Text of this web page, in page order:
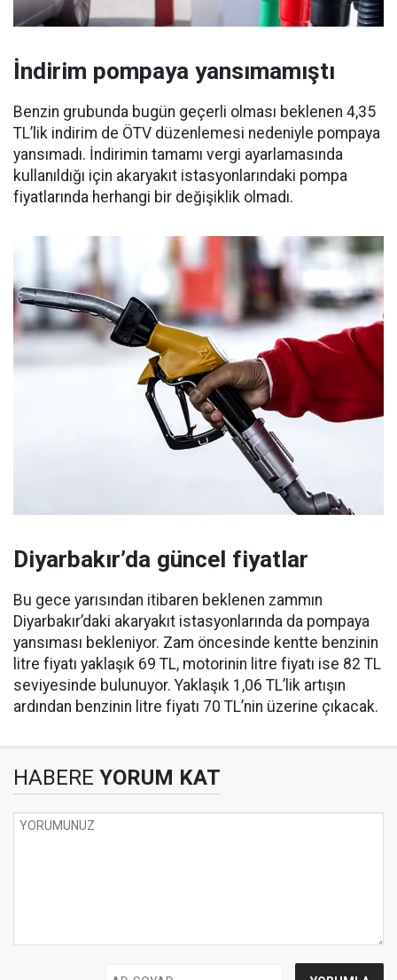
İndirim pompaya yansımamıştı
Benzin grubunda bugün geçerli olması beklenen 4,35
TL’lik indirim de ÖTV düzenlemesi nedeniyle pompaya
yansımadı. İndirimin tamamı vergi ayarlamasında
kullanıldığı için akaryakıt istasyonlarındaki pompa
fiyatlarında herhangi bir değişiklik olmadı.
Diyarbakır’da güncel fiyatlar
Bu gece yarısından itibaren beklenen zammın
Diyarbakır’daki akaryakıt istasyonlarında da pompaya
yansıması bekleniyor. Zam öncesinde kentte benzinin
litre fiyatı yaklaşık 69 TL, motorinin litre fiyatı ise 82 TL
seviyesinde bulunuyor. Yaklaşık 1,06 TL’lik artışın
ardından benzinin litre fiyatı 70 TL’nin üzerine çıkacak.
HABERE YORUM KAT